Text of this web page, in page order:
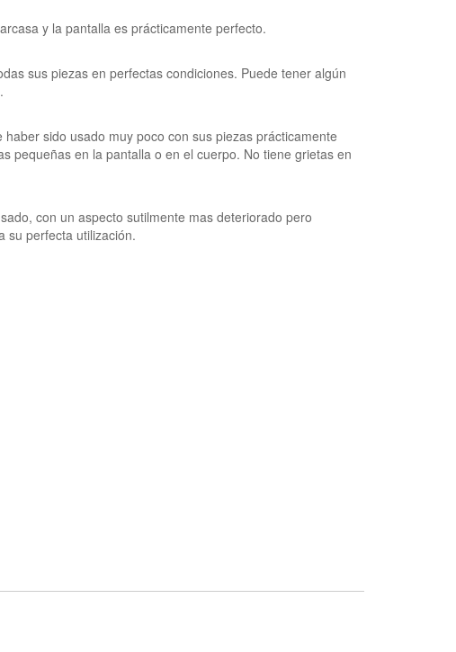
y la pantalla es prácticamente perfecto.
sus piezas en perfectas condiciones. Puede tener algún
sido usado muy poco con sus piezas prácticamente
pequeñas en la pantalla o en el cuerpo. No tiene grietas en
con un aspecto sutilmente mas deteriorado pero
su perfecta utilización.